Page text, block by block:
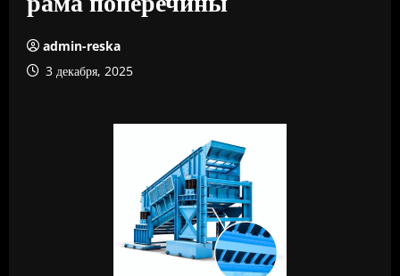
admin-reska
3 декабря, 2025